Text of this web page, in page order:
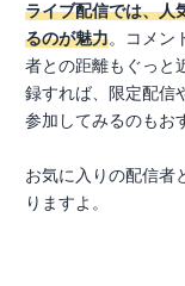
ライブ配信では、人
るのが魅力。コメン
者との距離もぐっと
録すれば、限定配信
参加してみるのもお
お気に入りの配信者
りますよ。